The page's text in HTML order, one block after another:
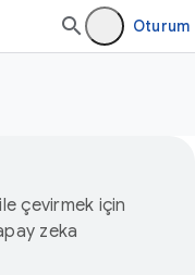
Oturum
çevirmek için
zeka